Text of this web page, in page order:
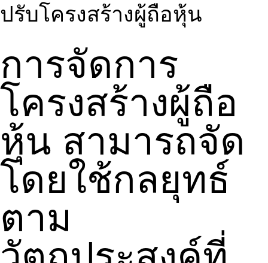
ปรับโครงสร้างผู้ถือหุ้น
การจัดการ
โครงสร้างผู้ถือ
หุ้น สามารถจัด
โดยใช้กลยุทธ์
ตาม